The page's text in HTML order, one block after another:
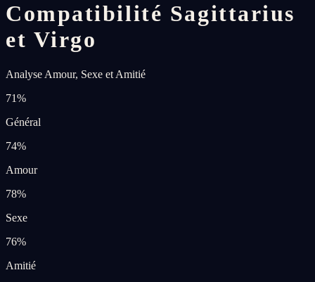
Compatibilité Sagittarius
et Virgo
Analyse Amour, Sexe et Amitié
71%
Général
74%
Amour
78%
Sexe
76%
Amitié